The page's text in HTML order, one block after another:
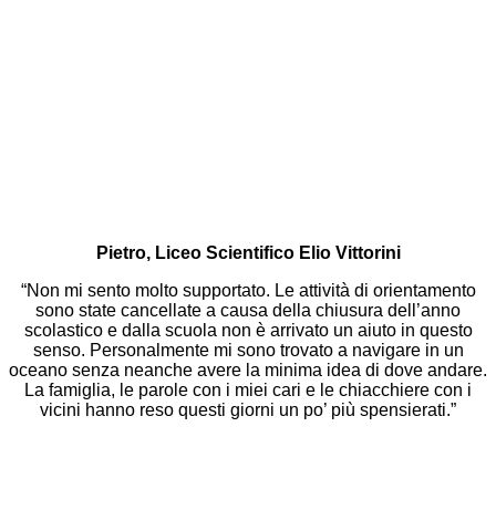
Pietro, Liceo Scientifico Elio Vittorini
“Non mi sento molto supportato. Le attività di orientamento
sono state cancellate a causa della chiusura dell’anno
scolastico e dalla scuola non è arrivato un aiuto in questo
senso. Personalmente mi sono trovato a navigare in un
oceano senza neanche avere la minima idea di dove andare.
La famiglia, le parole con i miei cari e le chiacchiere con i
vicini hanno reso questi giorni un po’ più spensierati.”